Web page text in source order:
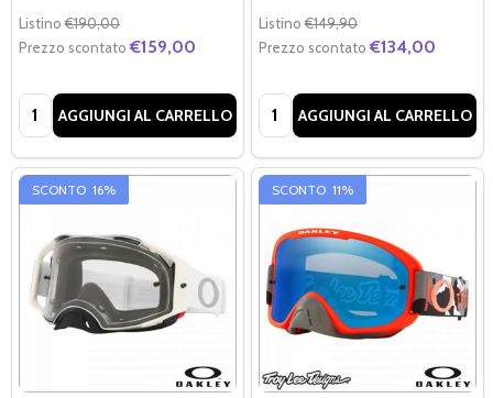
Listino €190,00
Prezzo scontato €159,00
Quantità:AGGIUNGI AL CARRELLO
Listino €149,90
Prezzo scontato €134,00
Quantità:AGGIUNGI AL CARRELLO
SCONTO 16% SCONTO 11%